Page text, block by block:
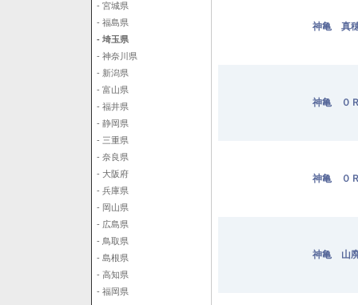
- 宮城県
- 福島県
- 埼玉県
- 神奈川県
- 新潟県
- 富山県
- 福井県
- 静岡県
- 三重県
- 奈良県
- 大阪府
- 兵庫県
- 岡山県
- 広島県
- 鳥取県
- 島根県
- 高知県
- 福岡県
神亀 真
神亀 ０
神亀 ０
神亀 山